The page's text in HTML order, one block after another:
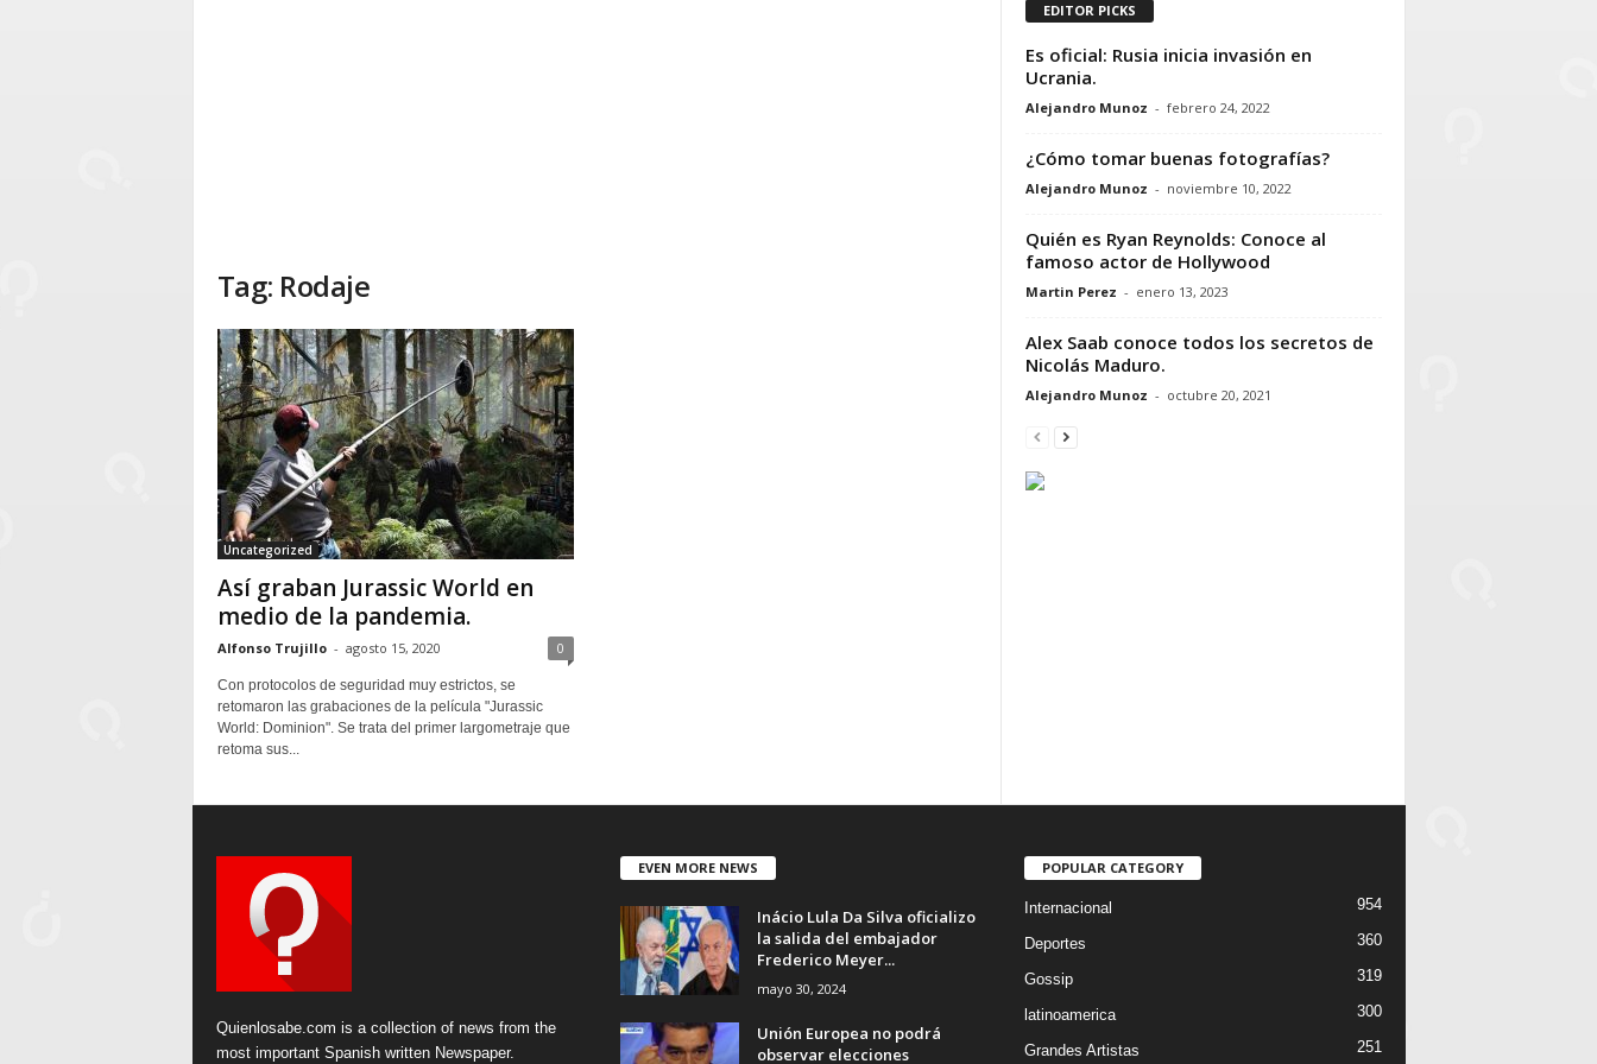
Tag: Rodaje
Uncategorized
Así graban Jurassic World en
medio de la pandemia.
Alfonso Trujillo - agosto 15, 2020 0
Con protocolos de seguridad muy estrictos, se
retomaron las grabaciones de la película "Jurassic
World: Dominion". Se trata del primer largometraje que
retoma sus...
EDITOR PICKS
Es oficial: Rusia inicia invasión en
Ucrania.
Alejandro Munoz - febrero 24, 2022
¿Cómo tomar buenas fotografías?
Alejandro Munoz - noviembre 10, 2022
Quién es Ryan Reynolds: Conoce al
famoso actor de Hollywood
Martin Perez - enero 13, 2023
Alex Saab conoce todos los secretos de
Nicolás Maduro.
Alejandro Munoz - octubre 20, 2021
Quienlosabe.com is a collection of news from the
most important Spanish written Newspaper.
EVEN MORE NEWS
Inácio Lula Da Silva oficializo
la salida del embajador
Frederico Meyer...
mayo 30, 2024
Unión Europea no podrá
observar elecciones
POPULAR CATEGORY
Internacional 954
Deportes 360
Gossip 319
latinoamerica 300
Grandes Artistas 251